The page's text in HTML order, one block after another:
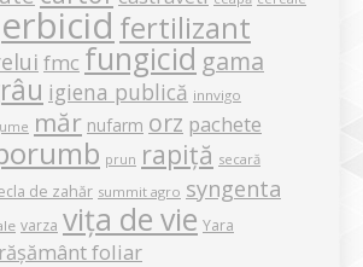
erbicidfertilizant
fmc fungicid gama
igiena publică innvigo
măr nufarm orz pachete
prun rapiță secară
de zahăr summit agro syngenta
varza vița de vie Yara
foliar